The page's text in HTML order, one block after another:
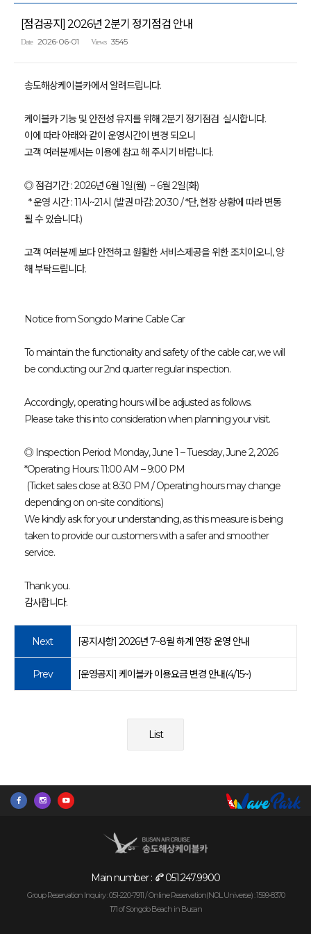
[점검공지] 2026년 2분기 정기점검 안내
Date 2026-06-01 Views 3545
송도해상케이블카에서 알려드립니다.
케이블카 기능 및 안전성 유지를 위해 2분기 정기점검 실시합니다.
이에 따라 아래와 같이 운영시간이 변경 되오니
고객 여러분께서는 이용에 참고 해 주시기 바랍니다.
◎ 점검기간 : 2026년 6월 1일(월) ~ 6월 2일(화)
* 운영 시간 : 11시~21시 (발권 마감: 20:30 / *단, 현장 상황에 따라 변동
될 수 있습니다.)
고객 여러분께 보다 안전하고 원활한 서비스제공을 위한 조치이오니, 양
해 부탁드립니다.
Notice from Songdo Marine Cable Car
To maintain the functionality and safety of the cable car, we will
be conducting our 2nd quarter regular inspection.
Accordingly, operating hours will be adjusted as follows.
Please take this into consideration when planning your visit.
◎ Inspection Period: Monday, June 1 – Tuesday, June 2, 2026
*Operating Hours: 11:00 AM – 9:00 PM
(Ticket sales close at 8:30 PM / Operating hours may change
depending on on-site conditions.)
We kindly ask for your understanding, as this measure is being
taken to provide our customers with a safer and smoother
service.
Thank you.
감사합니다.
Next [공지사항] 2026년 7~8월 하계 연장 운영 안내
Prev [운영공지] 케이블카 이용요금 변경 안내(4/15~)
List
Main number : 051.247.9900
Group Reservation Inquiry : 051-220-7911 /Online Reservation(NOL Universe) : 1599-8370
171 of Songdo Beach in Busan